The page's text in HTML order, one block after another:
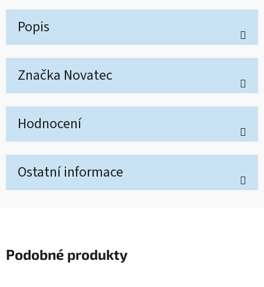
Popis
Značka Novatec
Hodnocení
Ostatní informace
Podobné produkty